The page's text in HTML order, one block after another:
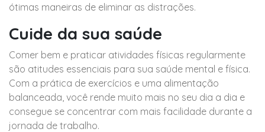
ótimas maneiras de eliminar as distrações.
Cuide da sua saúde
Comer bem e praticar atividades físicas regularmente
são atitudes essenciais para sua saúde mental e física.
Com a prática de exercícios e uma alimentação
balanceada, você rende muito mais no seu dia a dia e
consegue se concentrar com mais facilidade durante a
jornada de trabalho.